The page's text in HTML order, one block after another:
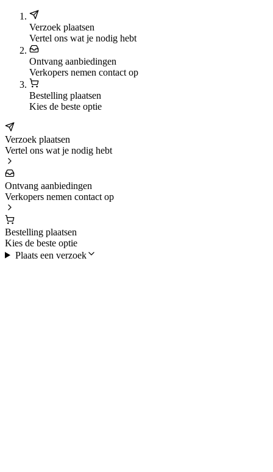
Verzoek plaatsen
Vertel ons wat je nodig hebt
Ontvang aanbiedingen
Verkopers nemen contact op
Bestelling plaatsen
Kies de beste optie
Verzoek plaatsen
Vertel ons wat je nodig hebt
Ontvang aanbiedingen
Verkopers nemen contact op
Bestelling plaatsen
Kies de beste optie
Plaats een verzoek